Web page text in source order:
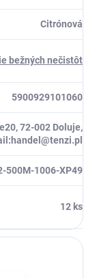
Citrónová
bežných nečistôt
5900929101060
72-002 Doluje,
500M-1006-XP49
12 ks